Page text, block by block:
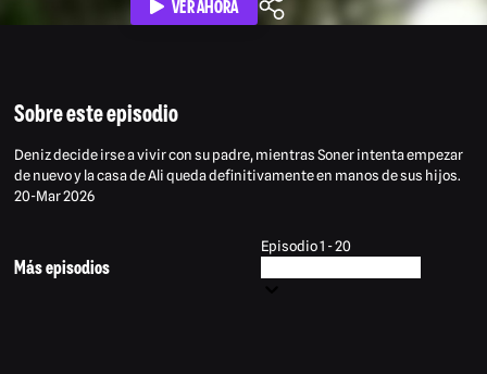
VER AHORA
Sobre este episodio
Deniz decide irse a vivir con su padre, mientras Soner intenta empezar
de nuevo y la casa de Ali queda definitivamente en manos de sus hijos.
20-Mar 2026
Más episodios
Episodio 1 - 20